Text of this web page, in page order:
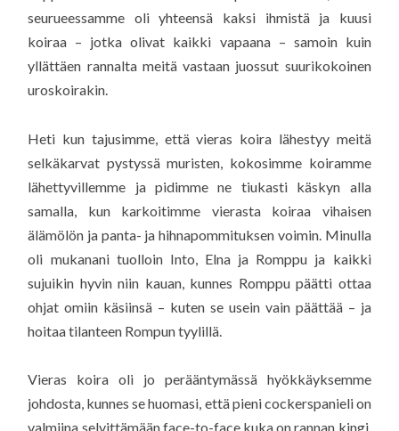
seurueessamme oli yhteensä kaksi ihmistä ja kuusi
koiraa – jotka olivat kaikki vapaana – samoin kuin
yllättäen rannalta meitä vastaan juossut suurikokoinen
uroskoirakin.
Heti kun tajusimme, että vieras koira lähestyy meitä
selkäkarvat pystyssä muristen, kokosimme koiramme
lähettyvillemme ja pidimme ne tiukasti käskyn alla
samalla, kun karkoitimme vierasta koiraa vihaisen
älämölön ja panta- ja hihnapommituksen voimin. Minulla
oli mukanani tuolloin Into, Elna ja Romppu ja kaikki
sujuikin hyvin niin kauan, kunnes Romppu päätti ottaa
ohjat omiin käsiinsä – kuten se usein vain päättää – ja
hoitaa tilanteen Rompun tyylillä.
Vieras koira oli jo perääntymässä hyökkäyksemme
johdosta, kunnes se huomasi, että pieni cockerspanieli on
valmiina selvittämään face-to-face kuka on rannan kingi.